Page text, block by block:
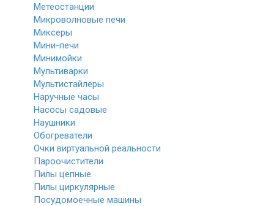
Метеостанции
Микроволновые печи
Миксеры
Мини-печи
Минимойки
Мультиварки
Мультистайлеры
Наручные часы
Насосы садовые
Наушники
Обогреватели
Очки виртуальной реальности
Пароочистители
Пилы цепные
Пилы циркулярные
Посудомоечные машины